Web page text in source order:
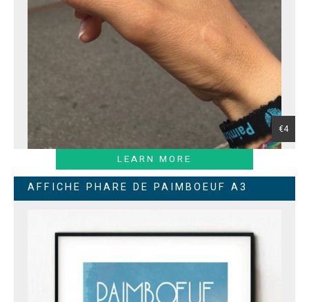
LEARN MORE
€4
AFFICHE PHARE DE PAIMBOEUF A3